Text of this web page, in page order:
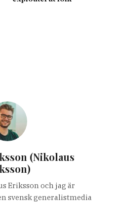
(Nikolaus
Eriksson och jag är
svensk generalistmedia